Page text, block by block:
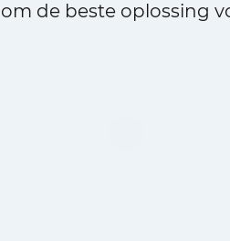
de beste oplossing